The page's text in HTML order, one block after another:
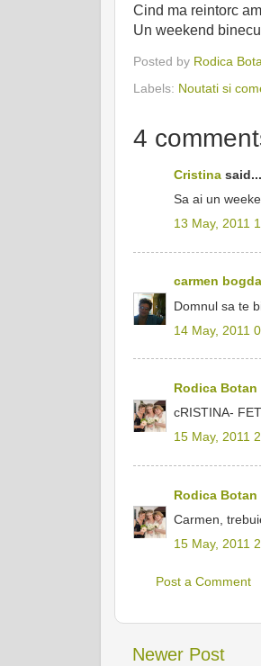
Cind ma reintorc
Un weekend
Posted by Rodica
Labels: Noutati si
4
Cristina said...
Sa ai un
13 May, 2011
carmen
Domnul sa te
14 May, 2011
Rodica Botan
cRISTINA-
15 May, 2011
Rodica Botan
Carmen,
15 May, 2011
Post a Comment
Newer Post